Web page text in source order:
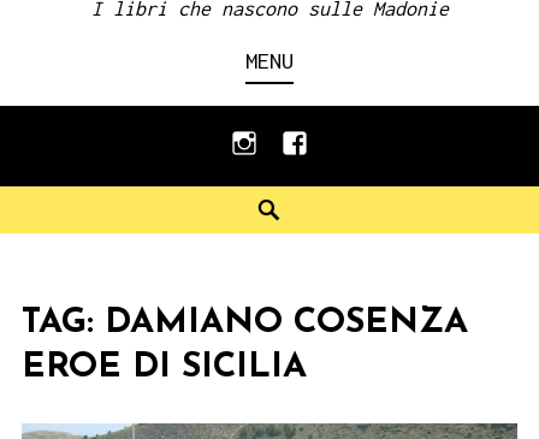
I libri che nascono sulle Madonie
MENU
instagramfacebook
TAG: DAMIANO COSENZA
EROE DI SICILIA